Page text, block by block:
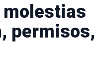
molestias
permisos,